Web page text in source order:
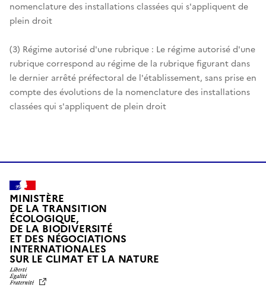
nomenclature des installations classées qui s'appliquent de
plein droit
(3) Régime autorisé d'une rubrique : Le régime autorisé d'une
rubrique correspond au régime de la rubrique figurant dans
le dernier arrêté préfectoral de l'établissement, sans prise en
compte des évolutions de la nomenclature des installations
classées qui s'appliquent de plein droit
MINISTÈRE
DE LA TRANSITION
ÉCOLOGIQUE,
DE LA BIODIVERSITÉ
ET DES NÉGOCIATIONS
INTERNATIONALES
SUR LE CLIMAT ET LA NATUREL